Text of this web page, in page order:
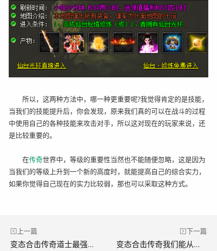
所以，这两种方法中，哪一种更重要呢?我觉得肯定的是技能，
当我们的技能提升后，你会发现，原来我们真的可以在战斗的过程
中使用自己的各种技能来攻击对手，所以这对现在的玩家来说，还
是比较重要的。
在传奇世界中，等级的重要性当然也不能随便忽略，这是因为
当我们的等级上升到一个新的高度时，就能提高自己的综合实力，
如果你觉得自己现在的实力比较弱，那也可以采取这种方式。
上一篇
变态合击传奇道士最强的技能是什么?(传奇的道士最强技能是什么？)
下一篇
变态合击传奇我们能从升级后得到什么好处?(升级变形传奇能得到什么好处？)